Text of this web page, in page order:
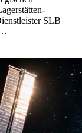
SLB